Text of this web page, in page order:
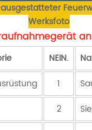
ausgestatteter
Werksfoto
NEIN.
1
2